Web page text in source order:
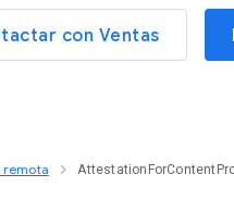
con Ventas